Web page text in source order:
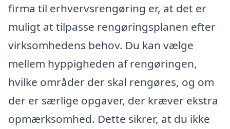
firma til erhvervsrengøring er, at det er
muligt at tilpasse rengøringsplanen efter
virksomhedens behov. Du kan vælge
mellem hyppigheden af rengøringen,
hvilke områder der skal rengøres, og om
der er særlige opgaver, der kræver ekstra
opmærksomhed. Dette sikrer, at du ikke